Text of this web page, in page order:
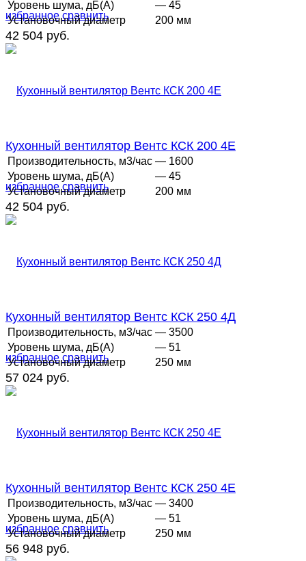
избранное сравнить
Уровень шума, дБ(А)
— 45
Установочный диаметр
200 мм
42 504 руб.
избранное сравнить
Кухонный вентилятор Вентс КСК 200 4Е
Производительность, м3/час — 1600
Уровень шума, дБ(А)
— 45
Установочный диаметр
200 мм
42 504 руб.
избранное сравнить
Кухонный вентилятор Вентс КСК 250 4Д
Производительность, м3/час — 3500
Уровень шума, дБ(А)
— 51
Установочный диаметр
250 мм
57 024 руб.
избранное сравнить
Кухонный вентилятор Вентс КСК 250 4Е
Производительность, м3/час — 3400
Уровень шума, дБ(А)
— 51
Установочный диаметр
250 мм
56 948 руб.